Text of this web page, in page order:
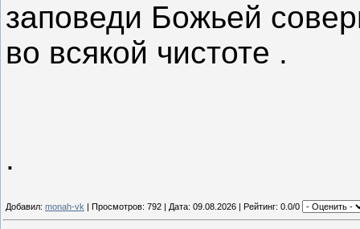
заповеди Божьей
во всякой чистоте .
.
Добавил: monah-vk | Просмотров: 792 | Дата: 09.08.2026 | Рейтинг: 0.0/0